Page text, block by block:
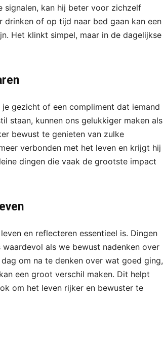
kan hij beter voor zichzelf
drinken of op tijd naar bed gaan kan een
Het klinkt simpel, maar in de dagelijkse
gezicht of een compliment dat iemand
staan, kunnen ons gelukkiger maken als
bewust te genieten van zulke
verbonden met het leven en krijgt hij
dingen die vaak de grootste impact
en reflecteren essentieel is. Dingen
als we bewust nadenken over
om na te denken over wat goed ging,
een groot verschil maken. Dit helpt
om het leven rijker en bewuster te